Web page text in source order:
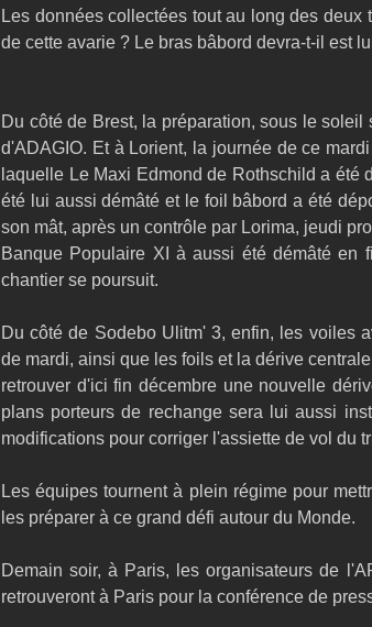
Les données collectées tout au long des
de cette avarie ? Le bras bâbord devra-t-il est
Du côté de Brest, la préparation, sous le
d'ADAGIO. Et à Lorient, la journée de ce
laquelle Le Maxi Edmond de Rothschild a été
été lui aussi démâté et le foil bâbord a été
son mât, après un contrôle par Lorima, jeudi
Banque Populaire XI à aussi été démâté
chantier se poursuit.
Du côté de Sodebo Ulitm' 3, enfin, les voiles
de mardi, ainsi que les foils et la dérive
retrouver d'ici fin décembre une nouvelle
plans porteurs de rechange sera lui aussi
modifications pour corriger l'assiette de vol du
Les équipes tournent à plein régime pour
les préparer à ce grand défi autour du Monde.
Demain soir, à Paris, les organisateurs de
retrouveront à Paris pour la conférence de